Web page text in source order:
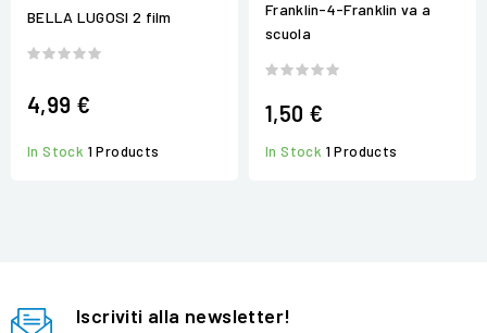
BELLA LUGOSI 2 film
4,99 €
In Stock 1 Products
Franklin-4-Franklin va a
scuola
1,50 €
In Stock 1 Products
Iscriviti alla newsletter!